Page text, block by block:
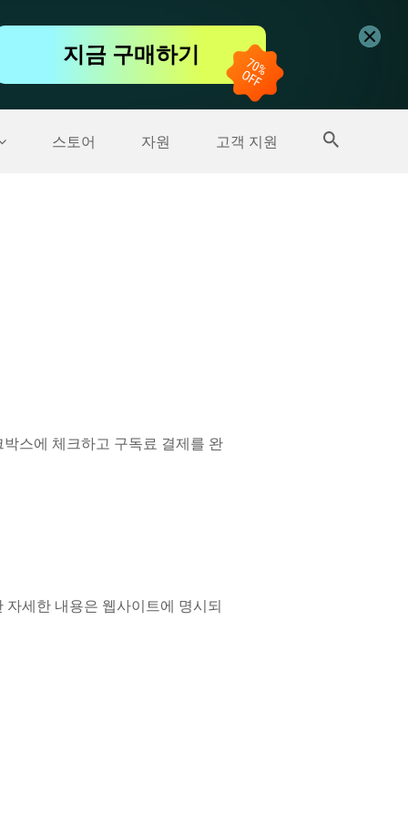
지금 구매하기
스토어 자원 고객 지원
더 많은 제품
스에 체크하고 구독료 결제를 완
세한 내용은 웹사이트에 명시되